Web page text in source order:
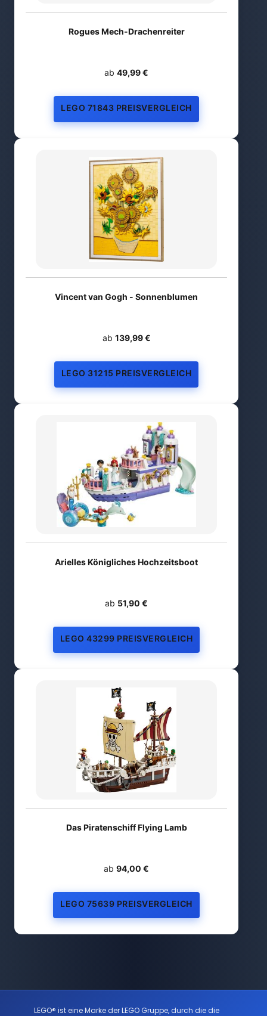
Rogues Mech-Drachenreiter
ab 49,99 €
LEGO 71843 PREISVERGLEICH
Vincent van Gogh - Sonnenblumen
ab 139,99 €
LEGO 31215 PREISVERGLEICH
Arielles Königliches Hochzeitsboot
ab 51,90 €
LEGO 43299 PREISVERGLEICH
Das Piratenschiff Flying Lamb
ab 94,00 €
LEGO 75639 PREISVERGLEICH
LEGO® ist eine Marke der LEGO Gruppe, durch die die